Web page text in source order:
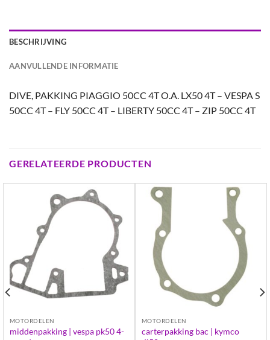
BESCHRIJVING
AANVULLENDE INFORMATIE
DIVE, PAKKING PIAGGIO 50CC 4T O.A. LX50 4T – VESPA S
50CC 4T – FLY 50CC 4T – LIBERTY 50CC 4T – ZIP 50CC 4T
GERELATEERDE PRODUCTEN
MOTORDELEN
middenpakking | vespa pk50 4-
MOTORDELEN
carterpakking bac | kymco